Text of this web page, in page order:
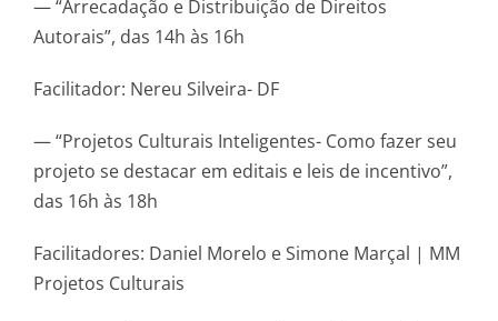
— “Arrecadação e Distribuição de Direitos
Autorais”, das 14h às 16h
Facilitador: Nereu Silveira- DF
— “Projetos Culturais Inteligentes- Como fazer seu
projeto se destacar em editais e leis de incentivo”,
das 16h às 18h
Facilitadores: Daniel Morelo e Simone Marçal | MM
Projetos Culturais